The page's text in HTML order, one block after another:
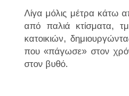
Λίγα μόλις μέτρα κάτω
από παλιά κτίσματα,
κατοικιών,
που «πάγωσε» στον
στον βυθό.